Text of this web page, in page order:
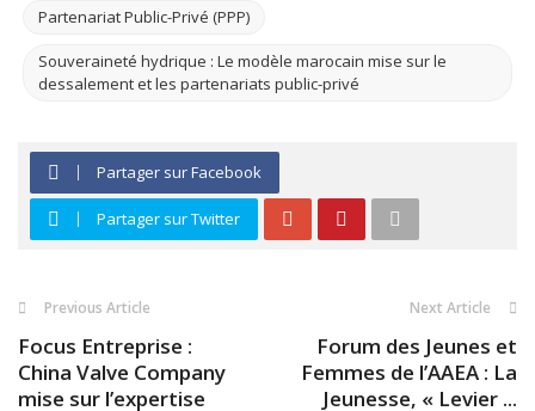
Partenariat Public-Privé (PPP)
Souveraineté hydrique : Le modèle marocain mise sur le
dessalement et les partenariats public-privé
Partager sur Facebook
Partager sur Twitter
Previous Article
Focus Entreprise :
China Valve Company
mise sur l’expertise
Next Article
Forum des Jeunes et
Femmes de l’AAEA : La
Jeunesse, « Levier ...